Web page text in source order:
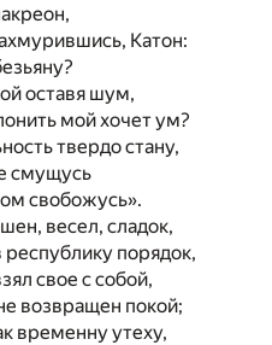
Катон:
оставя шум,
мой хочет ум?
твердо стану,
смущусь
свобожусь».
весел, сладок,
республику порядок,
свое с собой,
возвращен покой;
временну утеху,